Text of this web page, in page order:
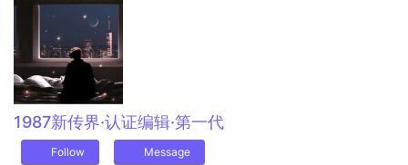
1987新传界·认证编辑·第一代
Follow Message